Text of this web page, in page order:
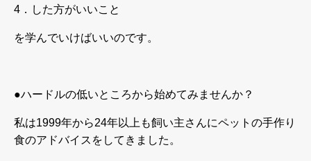
4 ．した方がいいこと
を学んでいけばいいのです。
●ハードルの低いところから始めてみませんか？
私は1999年から24年以上も飼い主さんにペットの手作り
食のアドバイスをしてきました。